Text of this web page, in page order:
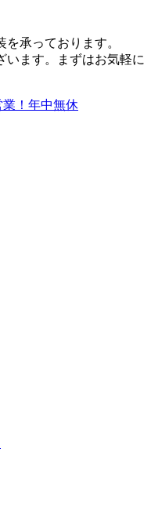
承っております。
います。まずはお気軽に